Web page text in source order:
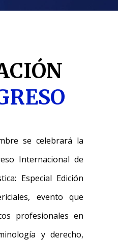
se celebrará la
Internacional de
Especial Edición
evento que
profesionales en
y derecho,